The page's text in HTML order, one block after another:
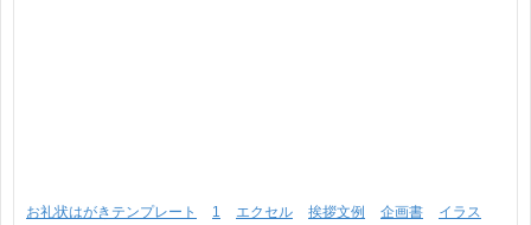
お礼状はがきテンプレート 1 エクセル 挨拶文例 企画書
イラス